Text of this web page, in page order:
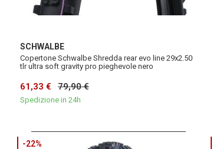
SCHWALBE
Copertone Schwalbe Shredda rear evo line 29x2.50
tlr ultra soft gravity pro pieghevole nero
61,33 € 79,90 €
Spedizione in 24h
-22%